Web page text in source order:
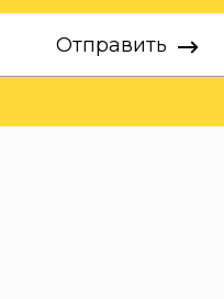
Отправить